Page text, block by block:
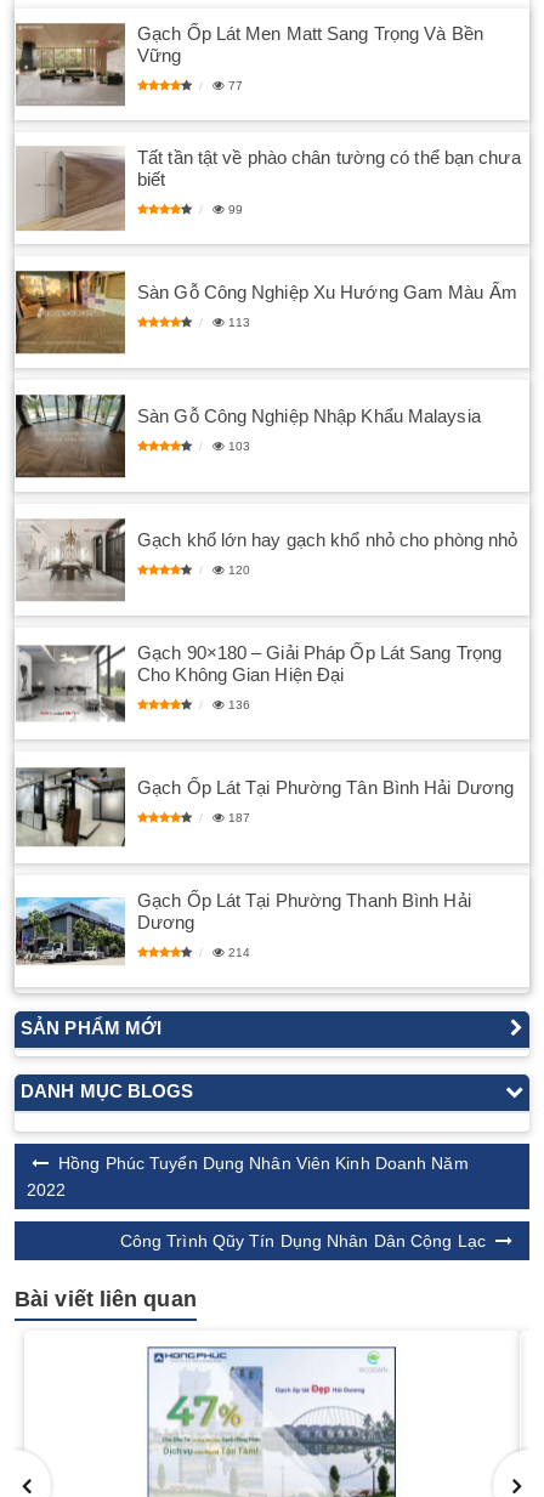
Gạch Ốp Lát Men Matt Sang Trọng Và Bền
Vững
77
Tất tần tật về phào chân tường có thể bạn chưa
biết
99
Sàn Gỗ Công Nghiệp Xu Hướng Gam Màu Ấm
113
Sàn Gỗ Công Nghiệp Nhập Khẩu Malaysia
103
Gạch khổ lớn hay gạch khổ nhỏ cho phòng nhỏ
120
Gạch 90×180 – Giải Pháp Ốp Lát Sang Trọng
Cho Không Gian Hiện Đại
136
Gạch Ốp Lát Tại Phường Tân Bình Hải Dương
187
Gạch Ốp Lát Tại Phường Thanh Bình Hải
Dương
214
SẢN PHẨM MỚI
DANH MỤC BLOGS
​Hồng Phúc Tuyển Dụng Nhân Viên Kinh Doanh Năm
2022
Công Trình Qũy Tín Dụng Nhân Dân Cộng Lạc
Bài viết liên quan